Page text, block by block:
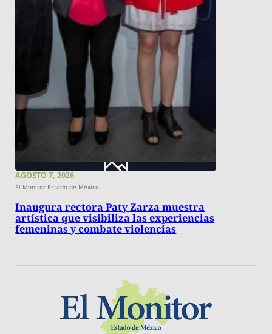
AGOSTO 7, 2026
El Monitor Estado de México
Inaugura rectora Paty Zarza muestra
artística que visibiliza las experiencias
femeninas y combate violencias